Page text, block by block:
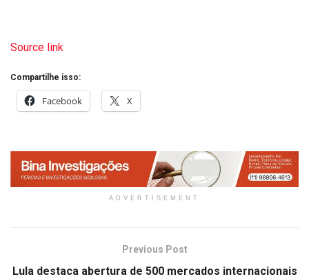
Source link
Compartilhe isso:
Facebook X
ADVERTISEMENT
Previous Post
Lula destaca abertura de 500 mercados internacionais